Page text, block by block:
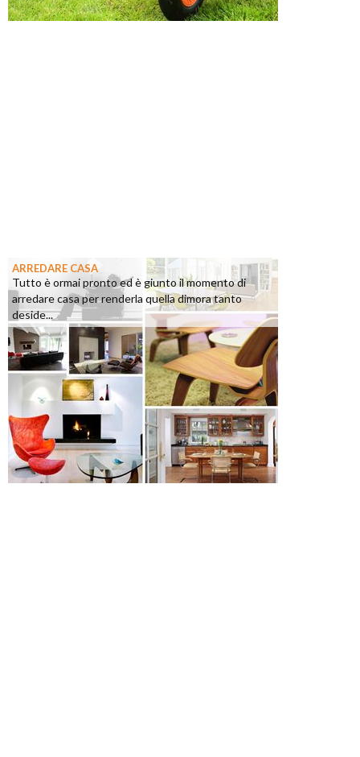
ARREDARE CASA
Tutto è ormai pronto ed è giunto il momento di
arredare casa per renderla quella dimora tanto
deside...